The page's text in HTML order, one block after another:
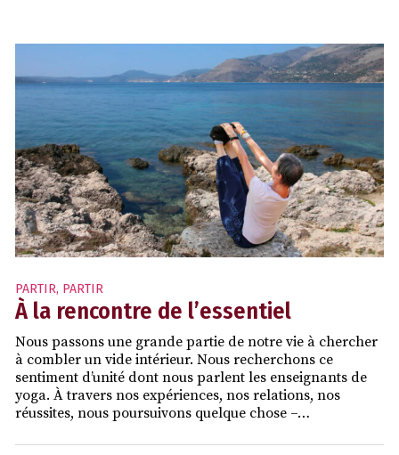
PARTIR, PARTIR
À la rencontre de l’essentiel
Nous passons une grande partie de notre vie à chercher
à combler un vide intérieur. Nous recherchons ce
sentiment d’unité dont nous parlent les enseignants de
yoga. À travers nos expériences, nos relations, nos
réussites, nous poursuivons quelque chose –…